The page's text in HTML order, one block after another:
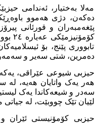
مەلا بەختیار، ئەندامی
دەکەن، دژی هەموو
پێغەمبەران و قورئانی
تابووری پێنج، بۆ
دەمرین، شتی سەیر و
حیزبی شیوعی عێراقی،
هەر یەک واتایان هەیە، لە
سەدر و شیعەکاندا یەک
لێیان تێک چووبێت، لە جیاتی
حیزبی کۆمۆنیستی ئێران